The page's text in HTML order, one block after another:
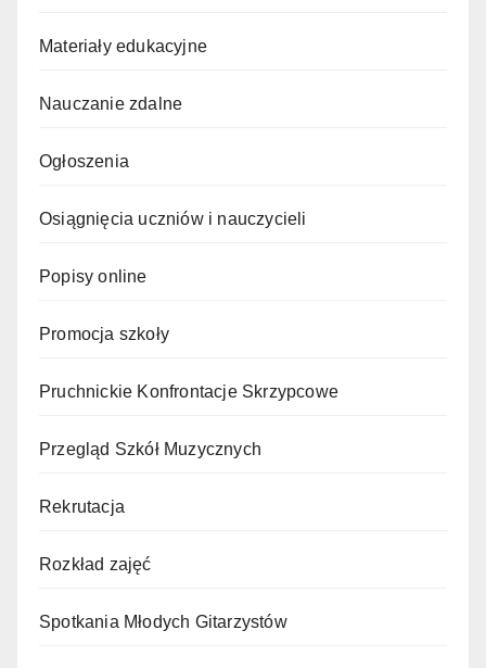
Materiały edukacyjne
Nauczanie zdalne
Ogłoszenia
Osiągnięcia uczniów i nauczycieli
Popisy online
Promocja szkoły
Pruchnickie Konfrontacje Skrzypcowe
Przegląd Szkół Muzycznych
Rekrutacja
Rozkład zajęć
Spotkania Młodych Gitarzystów